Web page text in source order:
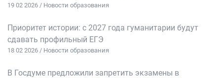
19 02 2026 / Новости образования
Приоритет истории: с 2027 года гуманитарии будут
сдавать профильный ЕГЭ
18 02 2026 / Новости образования
В Госдуме предложили запретить экзамены в